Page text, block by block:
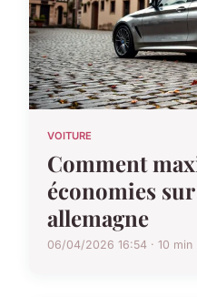
VOITURE
Comment
économies
allemagne
06/04/2026 16:54 · 10 min